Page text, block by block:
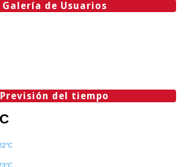
Galería de Usuarios
Previsión del tiempo